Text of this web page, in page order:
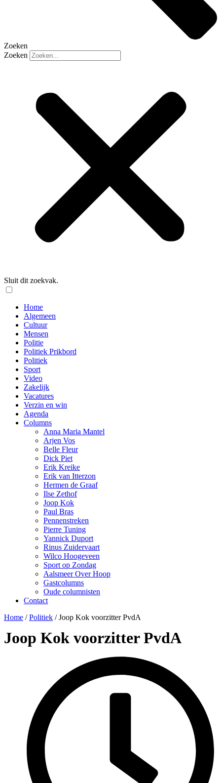
Zoeken
Zoeken
Sluit dit zoekvak.
Home
Algemeen
Cultuur
Mensen
Politie
Politiek Prikbord
Politiek
Sport
Video
Zakelijk
Vacatures
Verzin en win
Agenda
Columns
Anna Maria Mantel
Arjen Vos
Belle Fleur
Dick Piet
Erik Kreike
Erik van Itterzon
Hermen de Graaf
Ilse Zethof
Joop Kok
Paul Bras
Pennenstreken
Pierre Tuning
Yannick Duport
Rinus Zuidervaart
Wilco Hoogeveen
Sport op Zondag
Aalsmeer Over Hoop
Gastcolumns
Oude columnisten
Contact
Home /Politiek /Joop Kok voorzitter PvdA
Joop Kok voorzitter PvdA